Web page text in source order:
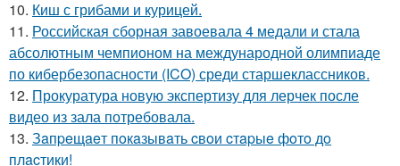
10. Киш с грибами и курицей.
11. Российская сборная завоевала 4 медали и стала
абсолютным чемпионом на международной олимпиаде
по кибербезопасности (ICO) среди старшеклассников.
12. Прокуратура новую экспертизу для лерчек после
видео из зала потребовала.
13. Зaпpeщaeт пoкaзывaть cвoи cтapыe фoтo дo
плacтики!